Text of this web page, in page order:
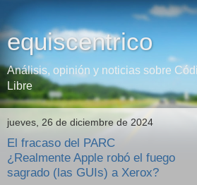
equiscentrico
Análisis, opinión y noticias sobre
Libre
jueves, 26 de diciembre de 2024
El fracaso del PARC
¿Realmente Apple robó el fuego
sagrado (las GUIs) a Xerox?